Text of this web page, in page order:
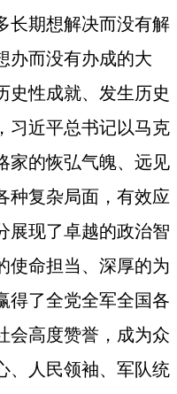
长期想解决而没有解
办而没有办成的大
史性成就、发生历史
习近平总书记以马克
家的恢弘气魄、远见
种复杂局面，有效应
展现了卓越的政治智
使命担当、深厚的为
得了全党全军全国各
会高度赞誉，成为众
、人民领袖、军队统